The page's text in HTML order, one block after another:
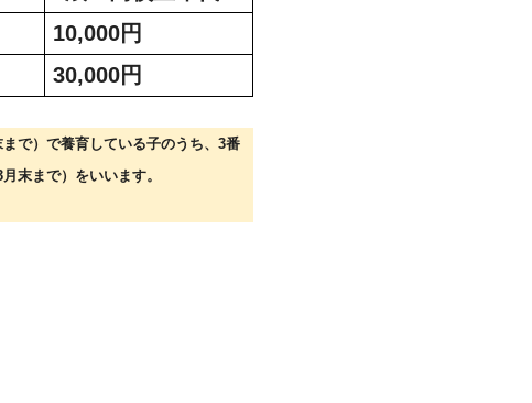
10,000円
30,000円
まで）で養育している子のうち、 3番
月末まで）をいいます。